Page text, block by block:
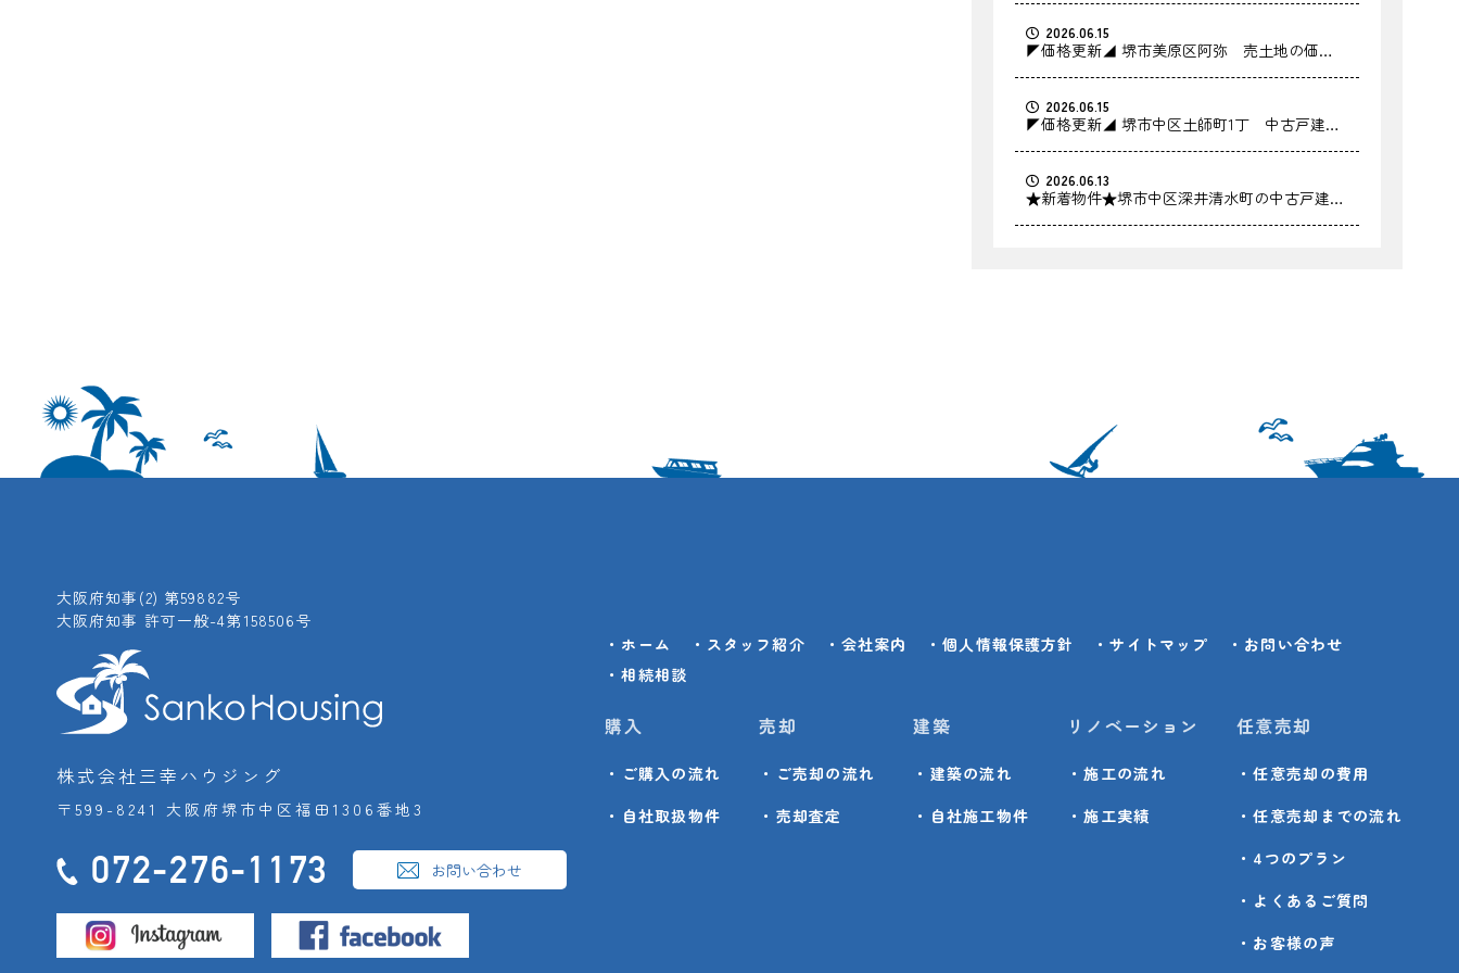
2026.06.15
◤価格更新◢ 堺市美原区阿弥 売土地の価格
2026.06.15
◤価格更新◢ 堺市中区土師町1丁 中古戸建の
2026.06.13
★新着物件★堺市中区深井清水町の中古戸建を
大阪府知事(2) 第59882号
大阪府知事 許可一般-4第158506号
株式会社三幸ハウジング
〒599-8241 大阪府堺市中区福田1306番地3
072-276-1173 お問い合わせ
・ホーム ・スタッフ紹介 ・会社案内 ・個人情報保護方針 ・サイトマップ
・お問い合わせ
・相続相談
購入
・ご購入の流れ
・自社取扱物件
売却
・ご売却の流れ
・売却査定
建築
・建築の流れ
・自社施工物件
リノベーション
・施工の流れ
・施工実績
任意売却
・任意売却の費用
・任意売却までの流れ
・4つのプラン
・よくあるご質問
・お客様の声